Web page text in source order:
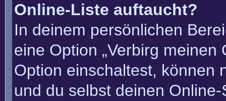
Online-Liste auftaucht?
In deinem persönlichen
eine Option „Verbirg meinen
Option einschaltest, können
und du selbst deinen